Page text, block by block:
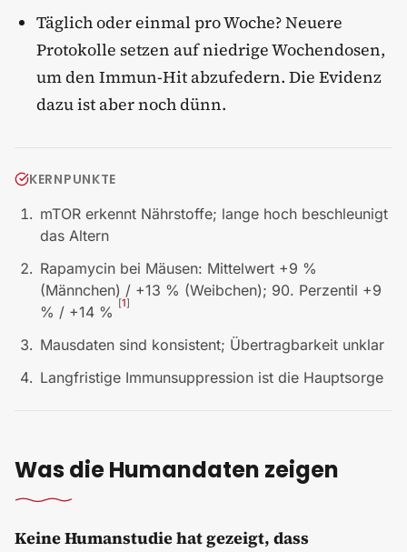
Täglich oder einmal pro Woche? Neuere
Protokolle setzen auf niedrige Wochendosen,
um den Immun-Hit abzufedern. Die Evidenz
dazu ist aber noch dünn.
KERNPUNKTE
mTOR erkennt Nährstoffe; lange hoch beschleunigt
das Altern
Rapamycin bei Mäusen: Mittelwert +9 %
(Männchen) / +13 % (Weibchen); 90. Perzentil +9
% / +14 % [1]
Mausdaten sind konsistent; Übertragbarkeit unklar
Langfristige Immunsuppression ist die Hauptsorge
Was die Humandaten zeigen
Keine Humanstudie hat gezeigt, dass